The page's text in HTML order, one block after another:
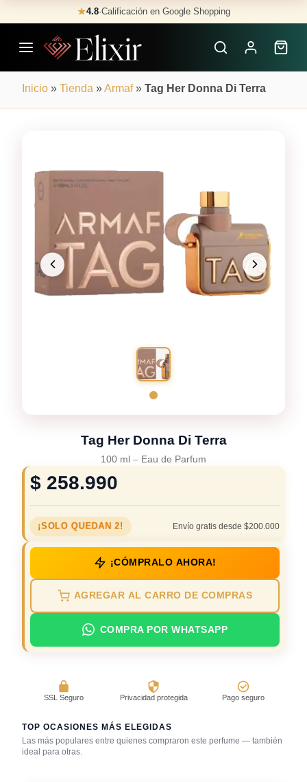
to
content
★4.8·Calificación en Google Shopping
Inicio » Tienda »Armaf» Tag Her Donna Di Terra
Tag Her Donna Di Terra
100 ml – Eau de Parfum
$ 258.990
¡SOLO QUEDAN 2! Envío gratis desde $200.000
¡CÓMPRALO AHORA!
AGREGAR AL CARRO DE COMPRAS
COMPRA POR WHATSAPP
SSL Seguro Privacidad protegida Pago seguro
TOP OCASIONES MÁS ELEGIDAS
Las más populares entre quienes compraron este perfume — también
ideal para otras.
Cena romántica
Salida casual de